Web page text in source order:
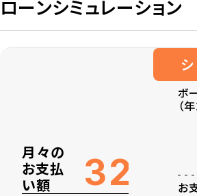
ローンシミュレーション
月々の
お支払
い額
32
ボ
（
お